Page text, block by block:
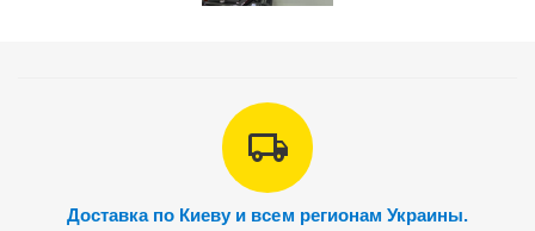
Доставка по Киеву и всем регионам Украины.